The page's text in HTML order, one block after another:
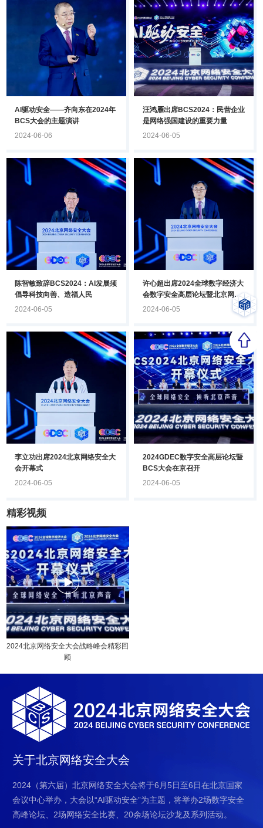
AI驱动安全——齐向东在2024年
BCS大会的主题演讲
2024-06-06
汪鸿雁出席BCS2024：民营企业
是网络强国建设的重要力量
2024-06-05
陈智敏致辞BCS2024：AI发展须
倡导科技向善、造福人民
2024-06-05
许心超出席2024全球数字经济大
会数字安全高层论坛暨北京网络
安全大会
2024-06-05
李立功出席2024北京网络安全大
会开幕式
2024-06-05
2024GDEC数字安全高层论坛暨
BCS大会在京召开
2024-06-05
精彩视频
2024北京网络安全大会战略峰会精彩回
顾
关于北京网络安全大会
2024（第六届）北京网络安全大会将于6月5日至6日在北京国家
会议中心举办，大会以“AI驱动安全”为主题，将举办2场数字安全
高峰论坛、2场网络安全比赛、20余场论坛沙龙及系列活动。